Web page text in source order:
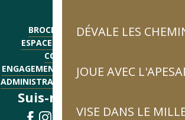
DÉVALE LES
JOUE AVEC
VISE DANS LE
BROCHURES
ESPACE PRESSE
CGV
ENGAGEMENTS QUALITÉ
ADMINISTRATIF - EMPLOI
Suis-nous !